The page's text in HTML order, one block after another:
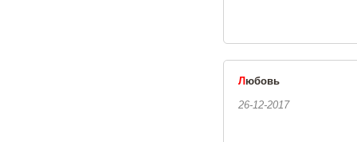
Л юбовь
26-12-2017